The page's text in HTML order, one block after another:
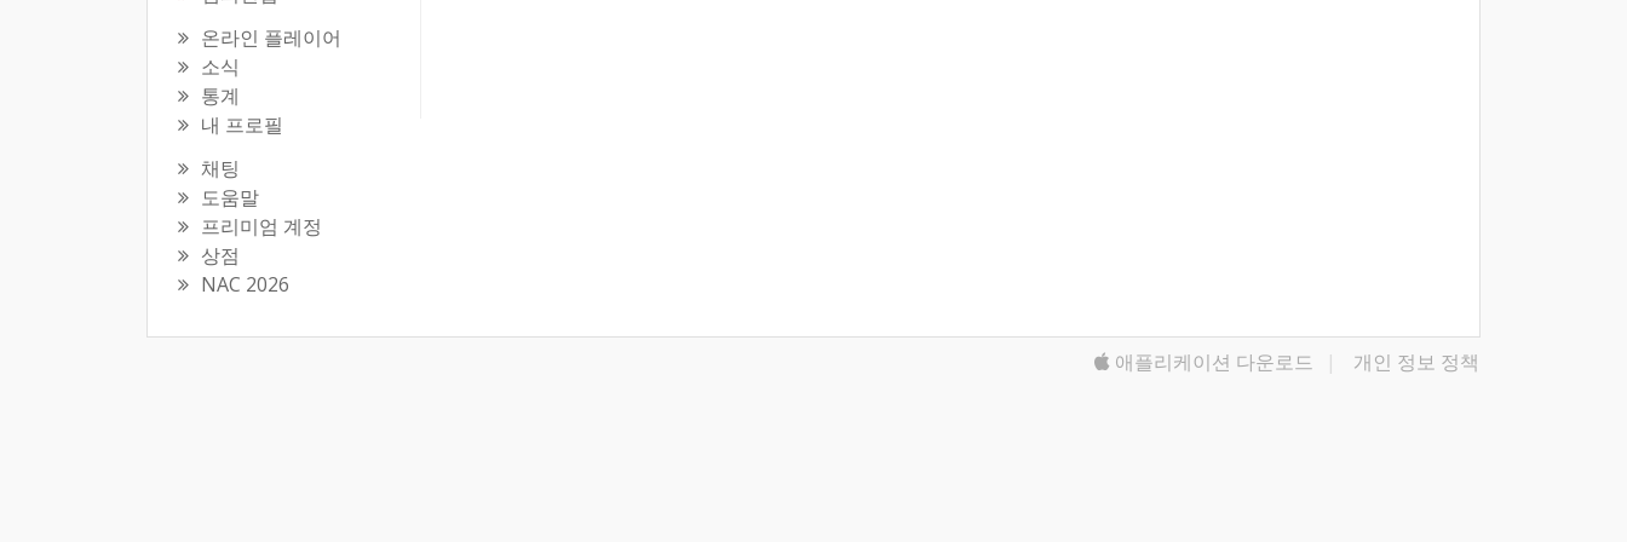
온라인 플레이어
소식
통계
내 프로필
채팅
도움말
프리미엄 계정
상점
NAC 2026
애플리케이션 다운로드 | 개인 정보 정책